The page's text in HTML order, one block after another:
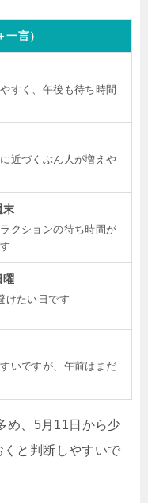
言）
すく、午後も待ち時間
近づくぶん人が増えや
末
クションの待ち時間が
曜
けたい日です
いですが、午前はまだ
め、5月11日から少
と判断しやすいで